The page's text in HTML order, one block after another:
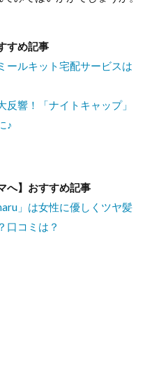
すめ記事
ールキット宅配サービスは
響！「ナイトキャップ」
♪
へ】おすすめ記事
」は女性に優しくツヤ髪
口コミは？